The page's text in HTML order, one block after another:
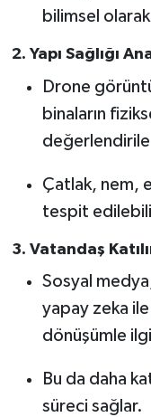
bilimsel
2. Yapı Sağlığı
Drone
binaların
Çatlak, nem,
tespit
3. Vatandaş
Sosyal
yapay zeka ile
dönüşümle
Bu da daha
süreci sağlar.